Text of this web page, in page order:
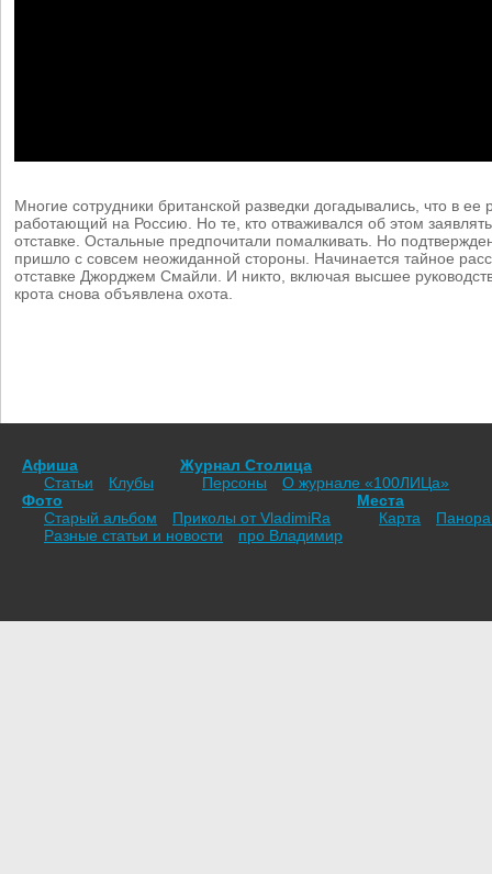
Многие сотрудники британской разведки догадывались, что в ее
работающий на Россию. Но те, кто отваживался об этом
отставке. Остальные предпочитали помалкивать. Но
пришло с совсем неожиданной стороны. Начинается тайное
отставке Джорджем Смайли. И никто, включая высшее
крота снова объявлена охота.
Афиша
Статьи
Клубы
Журнал Столица
Персоны
О журнале «100ЛИЦа»
Фото
Старый альбом
Приколы от VladimiRа
Места
Карта
Разные статьи и новости
про Владимир